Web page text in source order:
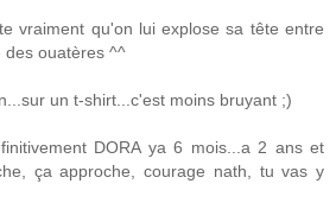
vraiment qu'on lui explose sa tête entre
des ouatères ^^
un t-shirt...c'est moins bruyant ;)
DORA ya 6 mois...a 2 ans et
ça approche, courage nath, tu vas y